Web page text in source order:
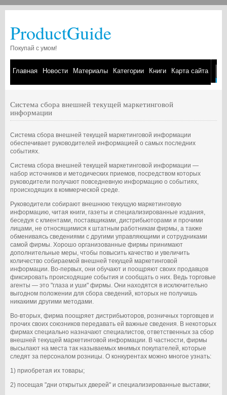
ProductGuide
Покупай с умом!
Главная Новости Материалы Категории Книги Карта сайта
Система сбора внешней текущей маркетинговой
информации
Система сбора внешней текущей маркетинговой информации
обеспечивает руководителей информацией о самых последних
событиях.
Система сбора внешней текущей маркетинговой информации ―
набор источников и методических приемов, посредством которых
руководители получают повседневную информацию о событиях,
происходящих в коммерческой среде.
Руководители собирают внешнюю текущую маркетинговую
информацию, читая книги, газеты и специализированные издания,
беседуя с клиентами, поставщиками, дистрибьюторами и прочими
лицами, не относящимися к штатным работникам фирмы, а также
обмениваясь сведениями с другими управляющими и сотрудниками
самой фирмы. Хорошо организованные фирмы принимают
дополнительные меры, чтобы повысить качество и увеличить
количество собираемой внешней текущей маркетинговой
информации. Во-первых, они обучают и поощряют своих продавцов
фиксировать происходящие события и сообщать о них. Ведь торговые
агенты ― это "глаза и уши" фирмы. Они находятся в исключительно
выгодном положении для сбора сведений, которых не получишь
никакими другими методами.
Во-вторых, фирма поощряет дистрибьюторов, розничных торговцев и
прочих своих союзников передавать ей важные сведения. В некоторых
фирмах специально назначают специалистов, ответственных за сбор
внешней текущей маркетинговой информации. В частности, фирмы
высылают на места так называемых мнимых покупателей, которые
следят за персоналом розницы. О конкурентах можно многое узнать:
1) приобретая их товары;
2) посещая "дни открытых дверей" и специализированные выставки;